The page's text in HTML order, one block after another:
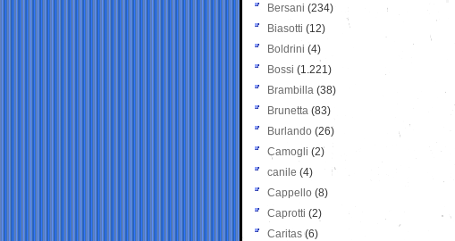
Bersani (234)
Biasotti (12)
Boldrini (4)
Bossi (1.221)
Brambilla (38)
Brunetta (83)
Burlando (26)
Camogli (2)
canile (4)
Cappello (8)
Caprotti (2)
Caritas (6)